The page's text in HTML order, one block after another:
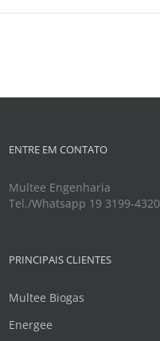
ENTRE EM CONTATO
Multee Engenharia
Tel./Whatsapp 19 3199-4320
PRINCIPAIS CLIENTES
Multee Biogas
Energee